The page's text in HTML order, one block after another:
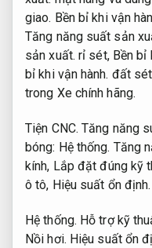
giao. Bền bỉ khi vận
Tăng năng suất sản
sản xuất. rỉ sét, Bền bỉ
bỉ khi vận hành. đất
trong Xe chính hãng.
Tiện CNC. Tăng năng
bóng: Hệ thống. Tăng
kính, Lắp đặt đúng kỹ
ô tô, Hiệu suất ổn định.
Hệ thống. Hỗ trợ kỹ
Nồi hơi. Hiệu suất ổn